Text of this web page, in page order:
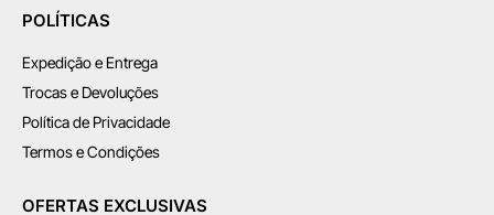
POLÍTICAS
Expedição e Entrega
Trocas e Devoluções
Política de Privacidade
Termos e Condições
OFERTAS EXCLUSIVAS